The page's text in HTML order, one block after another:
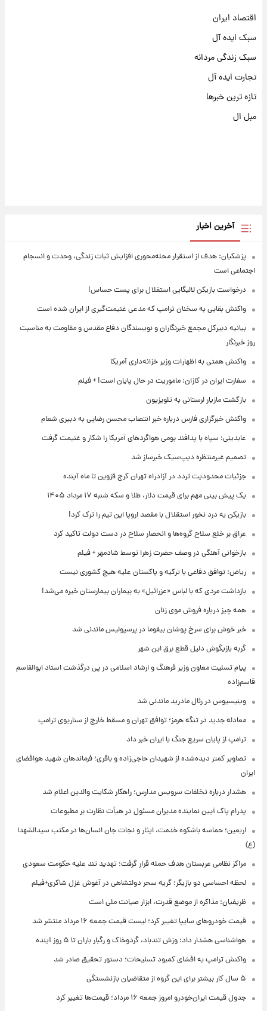
اقتصاد ایران
سبک ایده آل
سبک زندگی مردانه
تجارت ایده آل
تازه ترین خبرها
مبل ال
آخرین اخبار
پزشکیان: هدف از استقرار محله‌محوری افزایش ثبات زندگی، وحدت و انسجام
اجتماعی است
درخواست بازیکن لالیگایی استقلال برای پست حساس!
واکنش بقایی به سخنان ترامپ که مدعی غنیمت‌گیری از ایران شده است
بیانیه دبیرکل مجمع خبرنگاران و نویسندگان دفاع مقدس و مقاومت به مناسبت
روز خبرنگار
واکنش همتی به اظهارات وزیر خزانه‌داری آمریکا
سفارت ایران در کازان: ماموریت در حال پایان است! + فیلم
بازگشت مازیار لرستانی به تلویزیون
واکنش خبرگزاری فارس درباره خبر انتصاب محسن رضایی به دبیری شعام
عابدینی: سپاه با پدافند بومی هواگردهای آمریکا را شکار و غنیمت گرفت
تصمیم غیرمنتظره دیپ‌سیک خبرساز شد
جزئیات محدودیت تردد در آزادراه تهران کرج قزوین تا ماه آینده
یک پیش ‌بینی مهم برای قیمت دلار، طلا و سکه شنبه ۱۷ مرداد ۱۴۰۵
بازیکن به درد نخور استقلال با مقصد اروپا این تیم را ترک کرد!
عراق بر خلع سلاح گروه‌ها و انحصار سلاح در دست دولت تاکید کرد
بازخوانی آهنگی در وصف حضرت زهرا توسط شادمهر + فیلم
ریاض: توافق دفاعی با ترکیه و پاکستان علیه هیچ کشوری نیست
بازداشت مردی که با لباس «عزرائیل» به بیماران بیمارستان خیره می‌شد!
همه چیز درباره فروش موی زنان
خبر خوش برای سرخ پوشان بیفوما در پرسپولیس ماندنی شد
گربه بازیگوش دلیل قطع برق این شهر
پیام تسلیت معاون وزیر فرهنگ و ارشاد اسلامی در پی درگذشت استاد ابوالقاسم
قاسم‌زاده
وینیسیوس در رئال مادرید ماندنی شد
معادله جدید در تنگه هرمز؛ توافق تهران و مسقط خارج از سناریوی ترامپ
ترامپ از پایان سریع جنگ با ایران خبر داد
تصاویر کمتر دیده‌شده از شهیدان حاجی‌زاده و باقری؛ فرماندهان شهید هوافضای
ایران
هشدار درباره تخلفات سرویس مدارس؛ راهکار شکایت والدین اعلام شد
پدرام پاک آیین نماینده مدیران مسئول در هیأت نظارت بر مطبوعات
اربعین؛ حماسه باشکوه خدمت، ایثار و نجات جان انسان‌ها در مکتب سیدالشهدا
(ع)
مراکز نظامی عربستان هدف حمله قرار گرفت؛ تهدید تند علیه حکومت سعودی
لحظه احساسی دو بازیگر؛ گریه سحر دولتشاهی در آغوش غزل شاکری+فیلم
ظریفیان: مذاکره از موضع قدرت، ابزار صیانت ملی است
قیمت خودروهای سایپا تغییر کرد؛ لیست قیمت جمعه ۱۶ مرداد منتشر شد
هواشناسی هشدار داد: وزش تندباد، گردوخاک و رگبار باران تا ۵ روز آینده
واکنش ترامپ به افشای کمبود تسلیحات؛ دستور تحقیق صادر شد
۵ سال کار بیشتر برای این گروه از متقاضیان بازنشستگی
جدول قیمت ایران‌خودرو امروز جمعه ۱۶ مرداد؛ قیمت‌ها تغییر کرد